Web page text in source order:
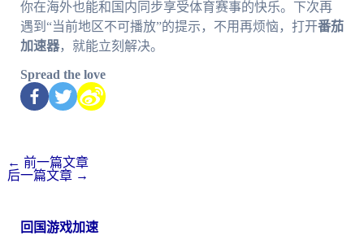
你在海外也能和国内同步享受体育赛事的快乐。下次再
遇到“当前地区不可播放”的提示，不用再烦恼，打开番茄
加速器，就能立刻解决。
Spread the love
← 前一篇文章
后一篇文章 →
回国游戏加速